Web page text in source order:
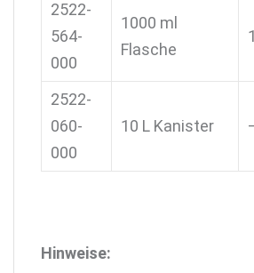
2522-
564-
000
1000 ml
Flasche
2522-
060-
000
10 L Kanister
Hinweise: